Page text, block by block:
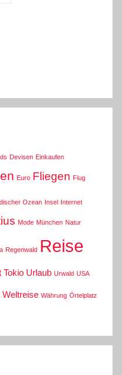
Devisen Einkaufen
Euro Fliegen Flug
Ozean Insel Internet
Mode München Natur
Regenwald Reise
Tokio Urlaub Urwald USA
Weltreise Währung Örtelplatz